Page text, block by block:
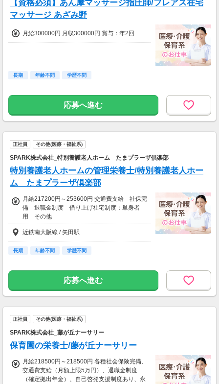
【資格必須】あん摩マッサージ指圧師/フレアス在宅
マッサージ あざみ野
月給300000円 月収300000円 賞与：年2回
長期 年齢不問 学歴不問
応募へ進む
正社員 その他(医療・福祉系)
SPARK株式会社_特別養護老人ホーム たまプラーザ倶楽部
特別養護老人ホームの管理栄養士/特別養護老人ホー
ム たまプラーザ倶楽部
月給217200円～253600円 交通費支給 社保完
備 退職金制度 借り上げ社宅制度：単身者
用 その他
近鉄南大阪線 / 矢田駅
長期 年齢不問 学歴不問
応募へ進む
正社員 その他(医療・福祉系)
SPARK株式会社_藤が丘ナーサリー
保育園の栄養士/藤が丘ナーサリー
月給218500円～218500円 各種社会保険完備、
交通費支給（月額上限5万円）、退職金制度
（確定拠出年金）、自己啓発支援制度あり、永